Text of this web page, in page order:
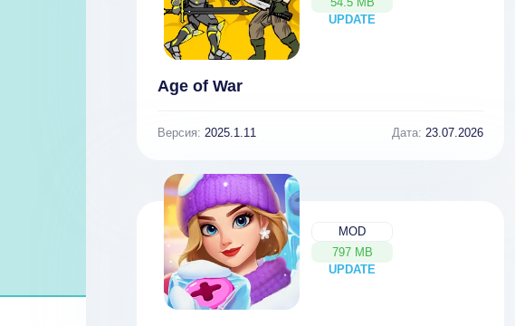
UPDATE
NEW
Age of War
Версия: 2025.1.11 Дата: 23.07.2026
MOD
797 MB
UPDATE
NEW